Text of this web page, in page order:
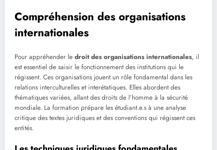
Compréhension des organisations
internationales
Pour appréhender le droit des organisations internationales, il
est essentiel de saisir le fonctionnement des institutions qui le
régissent. Ces organisations jouent un rôle fondamental dans les
relations interculturelles et interétatiques. Elles abordent des
thématiques variées, allant des droits de l’homme à la sécurité
mondiale. La formation prépare les étudiant.e.s à une analyse
critique des textes juridiques et des conventions qui régissent ces
entités.